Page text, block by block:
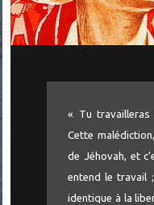
« Tu
Cette
de Jéhovah, et
entend le travail
identique à la